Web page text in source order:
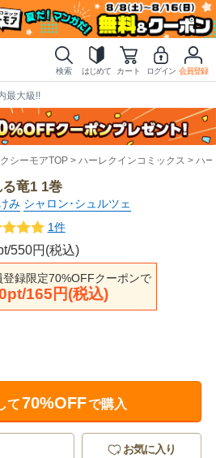
検索 はじめて カート ログイン 会員登録
最大級!!
シーモアTOP ハーレクインコミックス ハ
る竜1 1巻
み シャロン･シュルツェ
1件
550円(税込)
登録限定70%OFFクーポンで
165円(税込)
て70%OFFで購入
お気に入り